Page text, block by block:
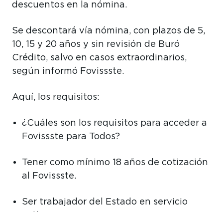
descuentos en la nómina.
Se descontará vía nómina, con plazos de 5,
10, 15 y 20 años y sin revisión de Buró
Crédito, salvo en casos extraordinarios,
según informó Fovissste.
Aquí, los requisitos:
¿Cuáles son los requisitos para acceder a
Fovissste para Todos?
Tener como mínimo 18 años de cotización
al Fovissste.
Ser trabajador del Estado en servicio